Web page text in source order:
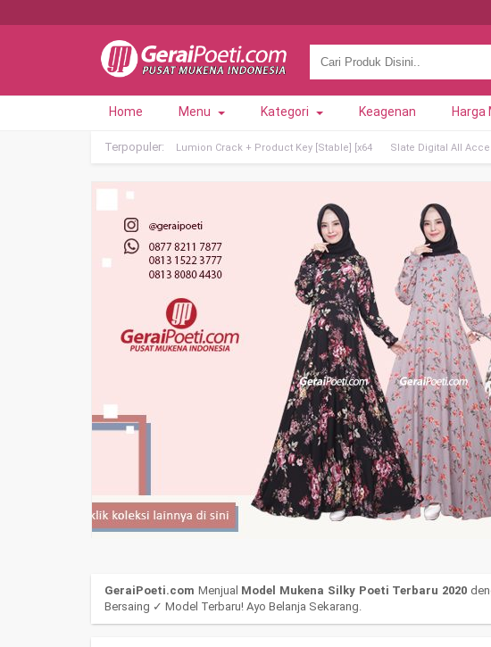
Home Menu Kategori Keagenan Harga
Terpopuler: Lumion Crack + Product Key [Stable] [x64 Slate Digital All
GeraiPoeti.com Menjual Model Mukena Silky Poeti Terbaru 2020
Bersaing ✓ Model Terbaru! Ayo Belanja Sekarang.